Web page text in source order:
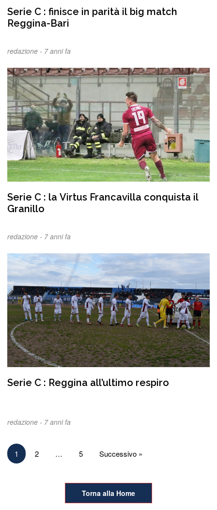
Serie C : finisce in parità il big match
Reggina-Bari
redazione - 7 anni fa
Serie C : la Virtus Francavilla conquista il
Granillo
redazione - 7 anni fa
Serie C : Reggina all’ultimo respiro
redazione - 7 anni fa
Paginazione
1 2 … 5 Successivo »
Torna alla Home